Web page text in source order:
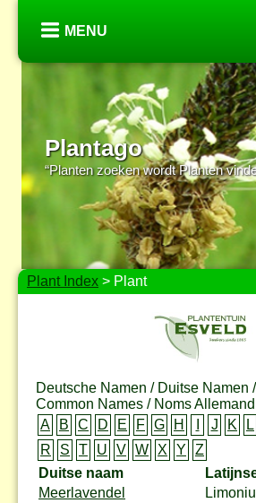
MENU
Plantago
“Planten zoeken wordt Planten
Plant Index > Plant
Deutsche Namen / Duitse Namen
Common Names / Noms Allemand
A
B C D E F G H J K L
R
S T U V W X Y
Z
Duitse naam
Meerlavendel